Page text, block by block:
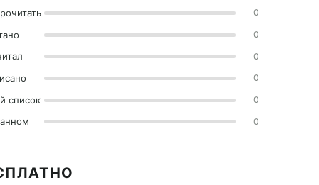
0
0
0
0
список 0
0